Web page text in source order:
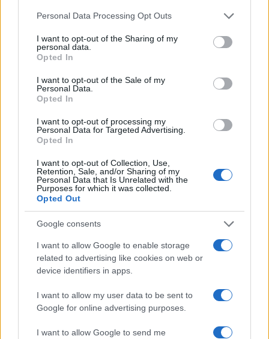
Please note that this website/app uses one or more Google
not limited to your visit or usage behaviour. You may click to
grant or deny consent to Google and its third-party tags to
use your data for below specified purposes in below Google
consent section.
Personal Data Processing Opt Outs
I want to opt-out of the Sharing of my
personal data.
Opted In
I want to opt-out of the Sale of my
Personal Data.
Opted In
I want to opt-out of processing my
Personal Data for Targeted Advertising.
Opted In
I want to opt-out of Collection, Use,
Retention, Sale, and/or Sharing of my
Personal Data that Is Unrelated with the
Purposes for which it was collected.
Opted Out
Google consents
I want to allow Google to enable storage
related to advertising like cookies on web or
device identifiers in apps.
I want to allow my user data to be sent to
Google for online advertising purposes.
I want to allow Google to send me
coordina le pagine di competizioni e
commenti. In redazione predilige reportage
sul campo e conserva il biglietto di quella
partita come prova della svolta.